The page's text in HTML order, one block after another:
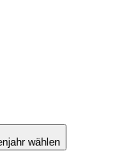
wählen